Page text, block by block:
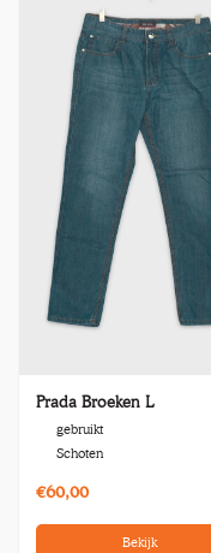
Prada Broeken L
gebruikt
Schoten
€60,00
Bekijk